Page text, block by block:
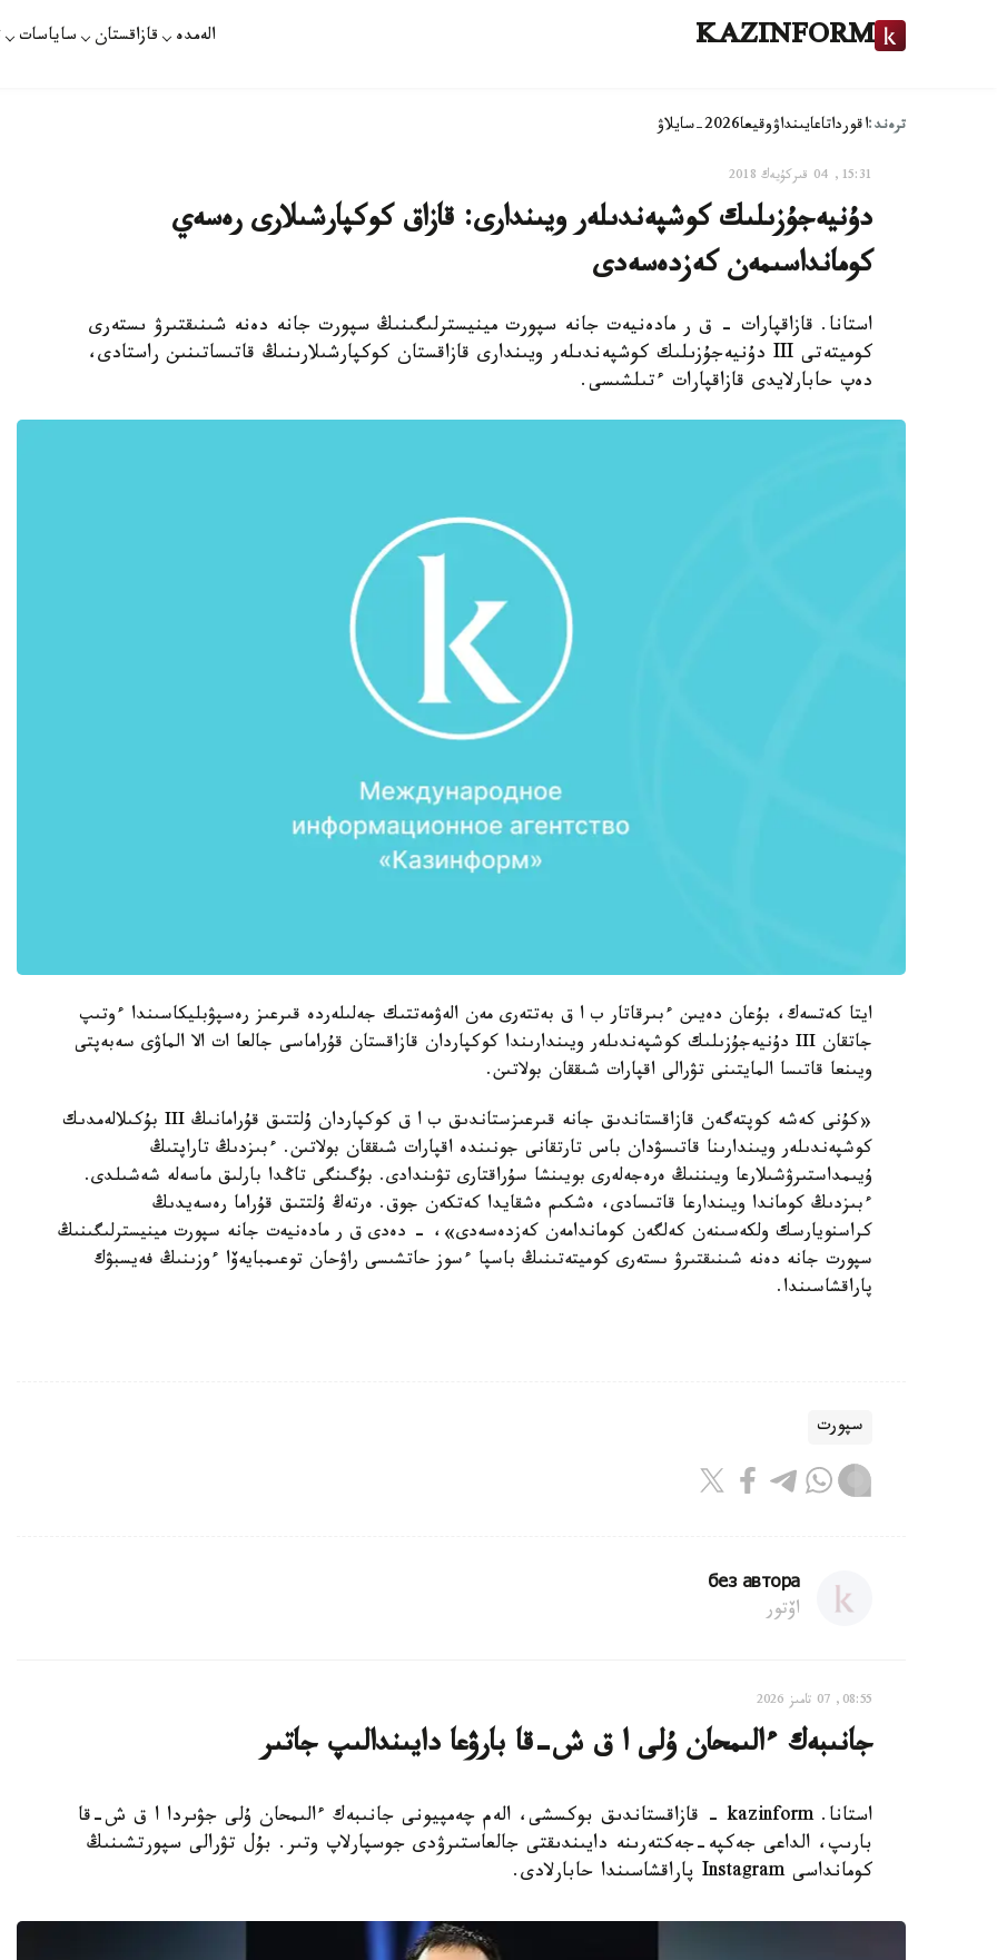
KAZINFORM الەمدە قازاقستان ساياسات
ترەند:اقورداتاعايىنداۋوقيعا2026-سايلاۋ
15:31, 04 قىركۇيەك 2018
دۇنيەجۇزىلىك كوشپەندىلەر ويىندارى: قازاق كوكپارشىلارى رەسەي
كومانداسىمەن كەزدەسەدى
استانا. قازاقپارات - ق ر مادەنيەت جانە سپورت مينيسترلىگىنىڭ سپورت جانە دەنە شىنىقتىرۋ ىستەرى
كوميتەتى III دۇنيەجۇزىلىك كوشپەندىلەر ويىندارى قازاقستان كوكپارشىلارىنىڭ قاتىساتىنىن راستادى،
دەپ حابارلايدى قازاقپارات ءتىلشىسى.
ايتا كەتسەك، بۇعان دەيىن ءبىرقاتار ب ا ق بەتتەرى مەن الەۋمەتتىك جەلىلەردە قىرعىز رەسپۋبليكاسىندا ءوتىپ
جاتقان III دۇنيەجۇزىلىك كوشپەندىلەر ويىندارىندا كوكپاردان قازاقستان قۇراماسى جالعا ات الا الماۋى سەبەپتى
ويىنعا قاتىسا المايتىنى تۋرالى اقپارات شىققان بولاتىن.
«كۇنى كەشە كوپتەگەن قازاقستاندىق جانە قىرعىزستاندىق ب ا ق كوكپاردان ۇلتتىق قۇرامانىڭ III بۇكىلالەمدىك
كوشپەندىلەر ويىندارىنا قاتىسۋدان باس تارتقانى جونىندە اقپارات شىققان بولاتىن. ءبىزدىڭ تاراپتىڭ
ۇيىمداستىرۋشىلارعا ويىننىڭ ەرەجەلەرى بويىنشا سۇراقتارى تۋىندادى. بۇگىنگى تاڭدا بارلىق ماسەلە شەشىلدى.
ءبىزدىڭ كوماندا ويىندارعا قاتىسادى، ەشكىم ەشقايدا كەتكەن جوق. ەرتەڭ ۇلتتىق قۇراما رەسەيدىڭ
كراسنويارسك ولكەسىنەن كەلگەن كوماندامەن كەزدەسەدى»، - دەدى ق ر مادەنيەت جانە سپورت مينيسترلىگىنىڭ
سپورت جانە دەنە شىنىقتىرۋ ىستەرى كوميتەتىنىڭ باسپا ءسوز حاتشىسى راۋحان توعىمبايەۆا ءوزىنىڭ فەيسبۋك
پاراقشاسىندا.
سپورت
без автора
اۆتور
08:55, 07 تامىز 2026
جانىبەك ءالىمحان ۇلى ا ق ش-قا بارۋعا دايىندالىپ جاتىر
استانا. kazinform - قازاقستاندىق بوكسشى، الەم چەمپيونى جانىبەك ءالىمحان ۇلى جۋىردا ا ق ش-قا
بارىپ، الداعى جەكپە-جەكتەرىنە دايىندىقتى جالعاستىرۋدى جوسپارلاپ وتىر. بۇل تۋرالى سپورتشىنىڭ
كومانداسى Instagram پاراقشاسىندا حابارلادى.